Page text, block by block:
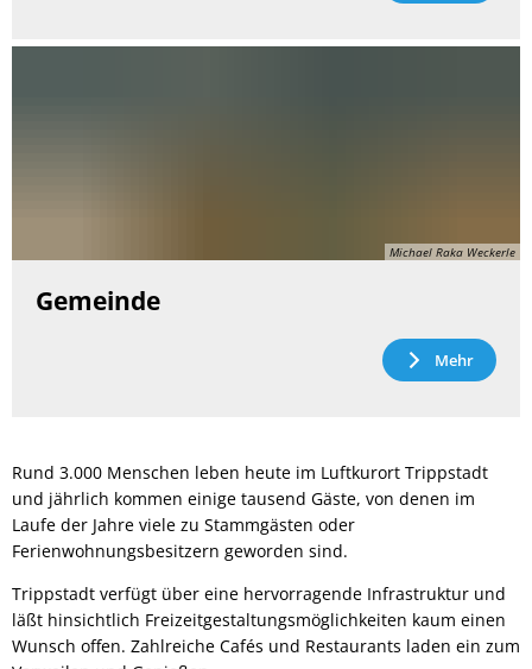
Michael Raka Weckerle
Gemeinde
Mehr
Rund 3.000 Menschen leben heute im Luftkurort Trippstadt
und jährlich kommen einige tausend Gäste, von denen im
Laufe der Jahre viele zu Stammgästen oder
Ferienwohnungsbesitzern geworden sind.
Trippstadt verfügt über eine hervorragende Infrastruktur und
läßt hinsichtlich Freizeitgestaltungsmöglichkeiten kaum einen
Wunsch offen. Zahlreiche Cafés und Restaurants laden ein zum